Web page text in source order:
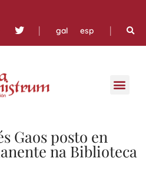
| gal esp |
Gaos posto en
na Biblioteca